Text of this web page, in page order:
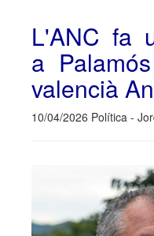
L'ANC fa
a
valencià
10/04/2026 Política -